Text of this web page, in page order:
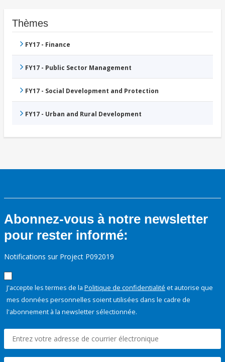
Thèmes
FY17 - Finance
FY17 - Public Sector Management
FY17 - Social Development and Protection
FY17 - Urban and Rural Development
Abonnez-vous à notre newsletter
pour rester informé:
Notifications sur Project P092019
J'accepte les termes de la Politique de confidentialité et autorise que
mes données personnelles soient utilisées dans le cadre de
l'abonnement à la newsletter sélectionnée.